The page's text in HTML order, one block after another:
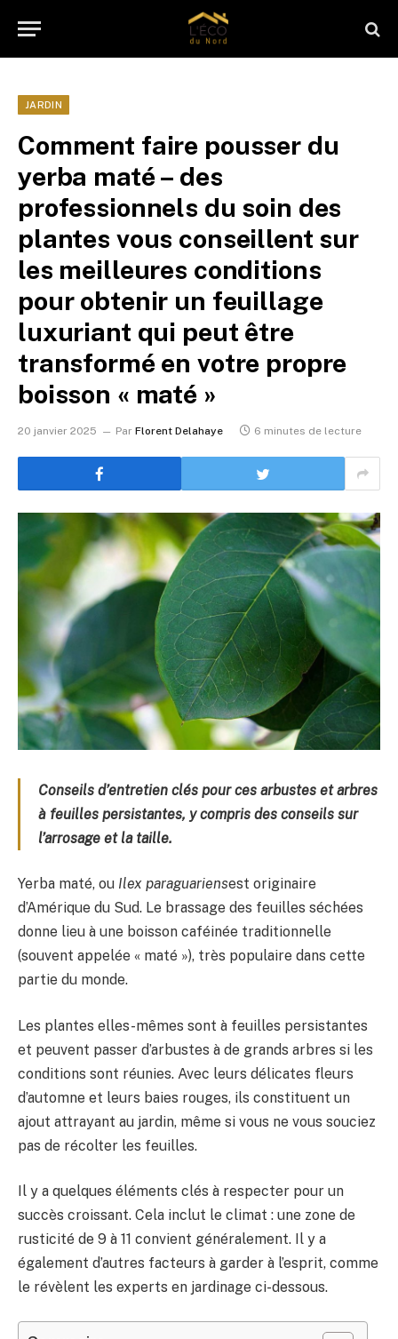
JARDIN
Comment faire pousser du
yerba maté – des
professionnels du soin des
plantes vous conseillent sur
les meilleures conditions
pour obtenir un feuillage
luxuriant qui peut être
transformé en votre propre
boisson « maté »
20 janvier 2025 Par Florent Delahaye 6 minutes de lecture
Conseils d’entretien clés pour ces arbustes et arbres
à feuilles persistantes, y compris des conseils sur
l’arrosage et la taille.
Yerba maté, ou Ilex paraguariensest originaire
d’Amérique du Sud. Le brassage des feuilles séchées
donne lieu à une boisson caféinée traditionnelle
(souvent appelée « maté »), très populaire dans cette
partie du monde.
Les plantes elles-mêmes sont à feuilles persistantes
et peuvent passer d’arbustes à de grands arbres si les
conditions sont réunies. Avec leurs délicates fleurs
d’automne et leurs baies rouges, ils constituent un
ajout attrayant au jardin, même si vous ne vous souciez
pas de récolter les feuilles.
Il y a quelques éléments clés à respecter pour un
succès croissant. Cela inclut le climat : une zone de
rusticité de 9 à 11 convient généralement. Il y a
également d’autres facteurs à garder à l’esprit, comme
le révèlent les experts en jardinage ci-dessous.